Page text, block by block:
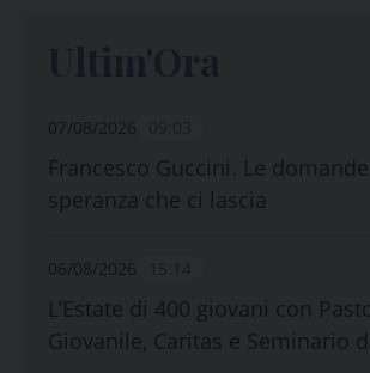
07/08/2026
Francesco Guccini. Le
speranza che ci lascia
06/08/2026
L’Estate di 400 giovani con
Giovanile, Caritas e Seminario